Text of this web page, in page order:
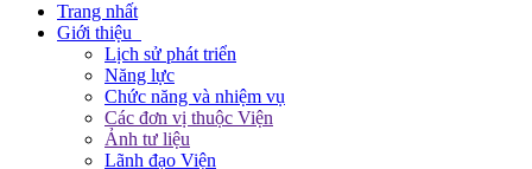
Trang nhất
Giới thiệu
Lịch sử phát triển
Năng lực
Chức năng và nhiệm vụ
Các đơn vị thuộc Viện
Ảnh tư liệu
Lãnh đạo Viện